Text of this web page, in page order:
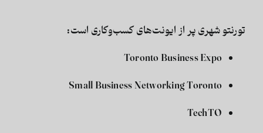
تورنتو شهری پر از ایونت‌های کسب‌وکاری است:
Toronto Business Expo
Small Business Networking Toronto
TechTO